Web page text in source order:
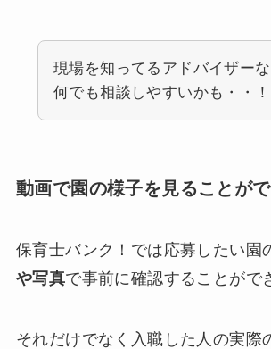
現場を知ってるアドバイザー
何でも相談しやすいかも・・！
動画で園の様子を見ることが
保育士バンク！では応募したい園
や写真で事前に確認することがで
それだけでなく入職した人の実際